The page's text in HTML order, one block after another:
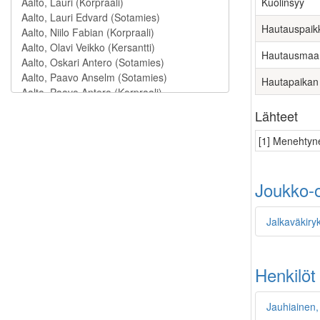
Hautausmaa
Lähteet
[1]